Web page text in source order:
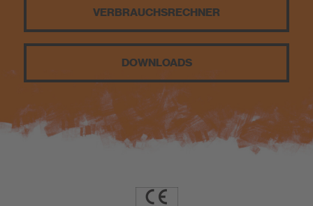
VERBRAUCHS­RECHNER
DOWNLOADS